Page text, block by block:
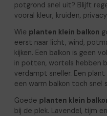
potgrond snel uit? Blijft
vooral kleur, kruiden,
Wie planten klein balkon
eerst naar licht, wind,
kijken. Een balkon is geen
in potten, wortels hebben
verdampt sneller. Een
een warm balkon toch snel
Goede planten klein
bij de plek. Lavendel, tijm